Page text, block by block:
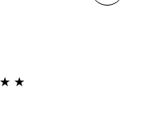
★ ★